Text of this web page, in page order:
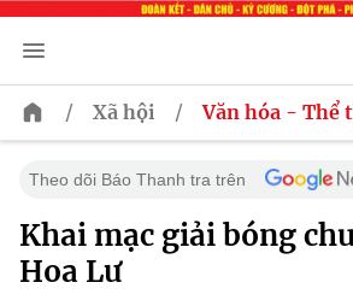
/ Xã hội / Văn hóa - Thể
Theo dõi Báo Thanh tra trên
Khai mạc giải bóng
Hoa Lư